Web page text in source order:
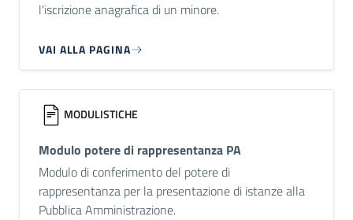
l'iscrizione anagrafica di un minore.
VAI ALLA PAGINA
MODULISTICHE
Modulo potere di rappresentanza PA
Modulo di conferimento del potere di
rappresentanza per la presentazione di istanze alla
Pubblica Amministrazione.